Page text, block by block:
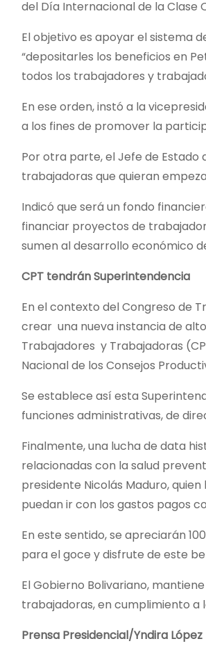
del Día Internacional de la Clase
El objetivo es apoyar el sistema
“depositarles los beneficios en
todos los trabajadores y
En ese orden, instó a la
a los fines de promover la
Por otra parte, el Jefe de Estado
trabajadoras que quieran
Indicó que será un fondo
financiar proyectos de
sumen al desarrollo económico
CPT tendrán Superintendencia
En el contexto del Congreso de
crear una nueva instancia de
Trabajadores y Trabajadoras
Nacional de los Consejos
Se establece así esta
funciones administrativas, de
Finalmente, una lucha de data
relacionadas con la salud
presidente Nicolás Maduro,
puedan ir con los gastos pagos
En este sentido, se apreciarán
para el goce y disfrute de este
El Gobierno Bolivariano,
trabajadoras, en cumplimiento a
Prensa Presidencial/Yndira López